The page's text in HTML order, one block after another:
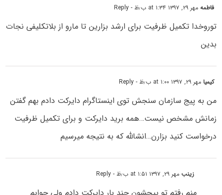
فاطمهمهر ۲۹, ۱۳۹۷ at ۱:۳۴ ب٫ظ - Reply
توروخدا تکمیل ظرفیت برای ارشد بزارین تا مارو از بلاتکلیفی نجات
بدین
کیمیامهر ۲۹, ۱۳۹۷ at ۱:۰۰ ب٫ظ - Reply
من به پیج سازمان سنجش توی اینستاگرام دایرکت دادم بهم گفتن
زمانش مشخص نیست…همه برید دایرکت و برای تکمیل ظرفیت
درخواست کنید بزارن…انشالله که به نتیجه میرسیم
زینبمهر ۲۹, ۱۳۹۷ at ۱:۵۱ ب٫ظ - Reply